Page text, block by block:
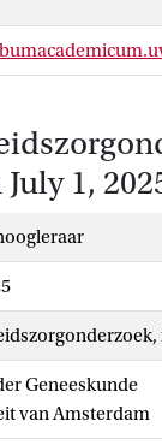
1,
Geneeskunde
van Amsterdam